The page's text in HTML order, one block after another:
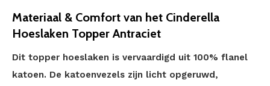
Materiaal & Comfort van het Cinderella
Hoeslaken Topper Antraciet
Dit topper hoeslaken is vervaardigd uit 100% flanel
katoen. De katoenvezels zijn licht opgeruwd,